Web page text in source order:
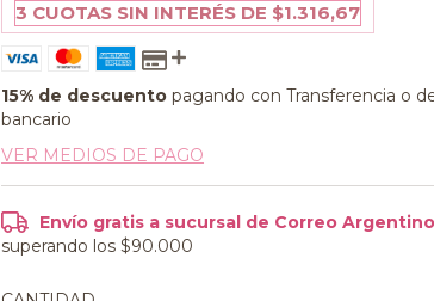
3 CUOTAS SIN INTERÉS DE $1.316,67
15% de descuento pagando con Transferencia o
bancario
VER MEDIOS DE PAGO
superando los$90.000